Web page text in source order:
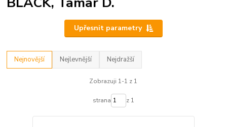
Upřesnit parametry
Nejnovější Nejlevnější Nejdražší
Zobrazuji 1-1 z 1
strana z 1